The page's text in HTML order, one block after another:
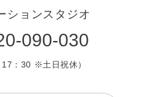
ションスタジオ
090-030
17：30 ※土日祝休）